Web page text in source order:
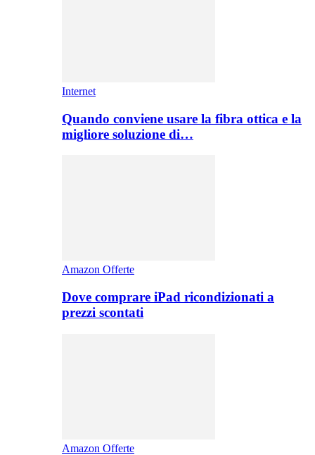
Internet
Quando conviene usare la fibra ottica e la
migliore soluzione di…
Amazon Offerte
Dove comprare iPad ricondizionati a
prezzi scontati
Amazon Offerte